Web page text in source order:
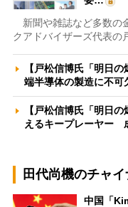
新聞や雑誌など多数の
クアドバイザーズ代表の
【戸松信博氏「明日
端半導体の製造に不
【戸松信博氏「明日
えるキープレーヤー
田代尚機のチャ
中国「